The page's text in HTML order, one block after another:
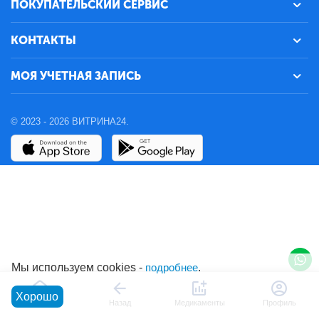
ПОКУПАТЕЛЬСКИЙ СЕРВИС
КОНТАКТЫ
МОЯ УЧЕТНАЯ ЗАПИСЬ
© 2023 - 2026 ВИТРИНА24.
Главная Назад Медикаменты Профиль
Мы используем cookies - подробнее.
Хорошо